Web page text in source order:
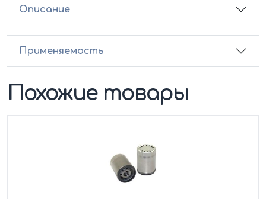
Описание
Применяемость
Похожие товары